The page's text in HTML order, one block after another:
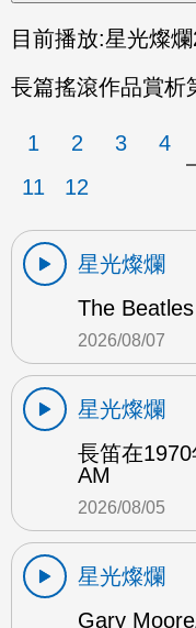
目前播放:星光燦爛
長篇搖滾作品賞析
1 2 3 4
11
12
星光燦爛
The
2026/08/07
星光燦爛
長笛在
AM
2026/08/05
星光燦爛
Gary